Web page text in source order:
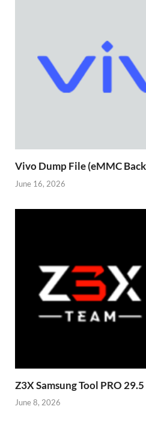
Vivo Dump File (eMMC
June 16, 2026
Z3X Samsung Tool PRO
June 8, 2026